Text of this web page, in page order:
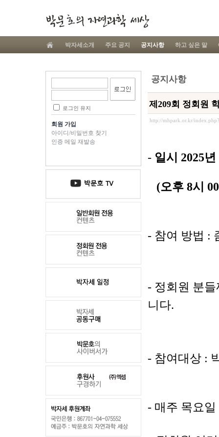
박자세소개 주요 공지 공지사항 하고 싶은 말
로그인 유지
회원 가입
아이디/비밀번호 찾기
인증 메일 재발송
공지사항
제209회 정회원
http://mhpark.or.kr/
- 일시 2025년
(오후 8시 00
- 참여 방법 :
- 정회원 분
니다.
- 참여대상 :
- 매주 목요